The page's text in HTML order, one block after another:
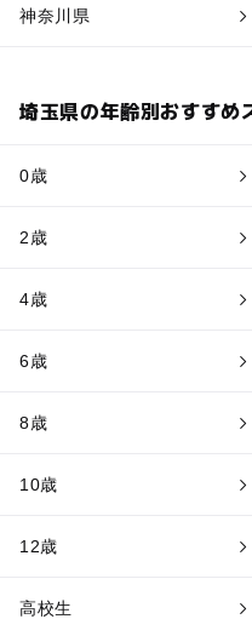
神奈川県
埼玉県の年齢別おすすめ
0歳
2歳
4歳
6歳
8歳
10歳
12歳
高校生